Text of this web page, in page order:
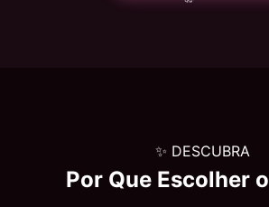
✨ DESCUBRA
Por Que Escolher o